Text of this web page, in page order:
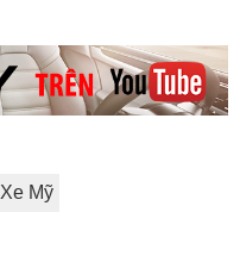
Xe Mỹ